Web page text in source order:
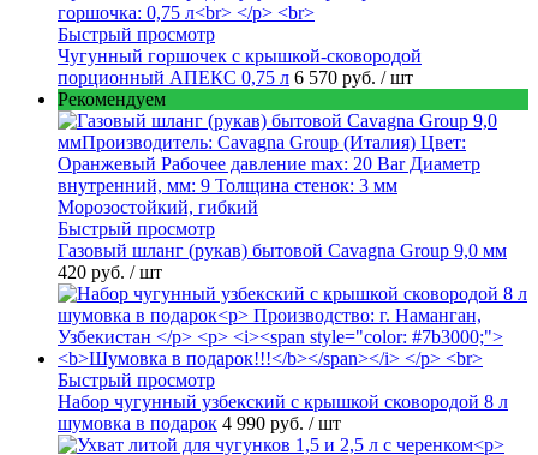
Быстрый просмотр
Чугунный горшочек с крышкой-сковородой
порционный АПЕКС 0,75 л 6 570 руб. / шт
Рекомендуем
Быстрый просмотр
Газовый шланг (рукав) бытовой Cavagna Group 9,0 мм
420 руб. / шт
Быстрый просмотр
Набор чугунный узбекский с крышкой сковородой 8 л
шумовка в подарок 4 990 руб. / шт